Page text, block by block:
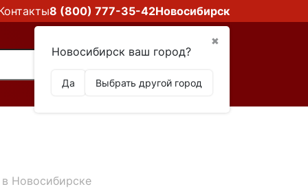
8 (800) 777-35-42Новосибирск
✖
Новосибирск ваш город?
Да Выбрать другой город
Новосибирске